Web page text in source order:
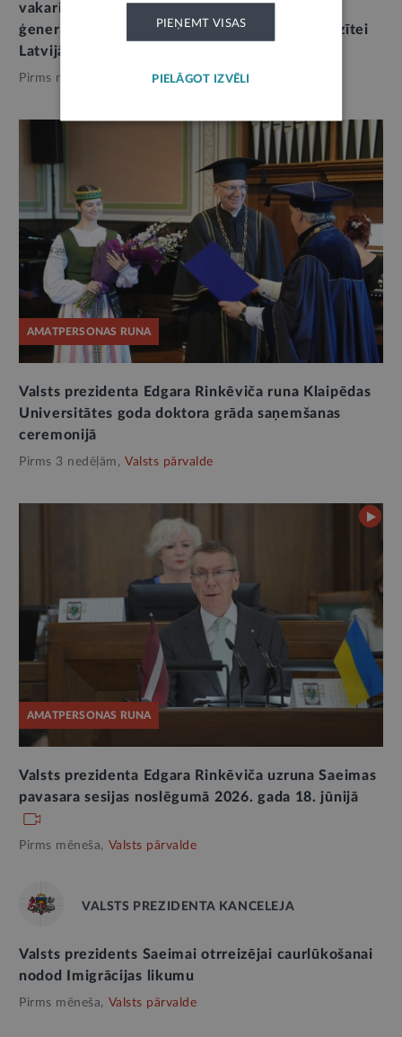
vakariņās par godu Austrālijas Savienības
ģenerālgubernatores S. Mostinas oficiālajai vizītei
Latvijā
Pirms nedēļas, Valsts pārvalde
AMATPERSONAS RUNA
Valsts prezidenta Edgara Rinkēviča runa Klaipēdas
Universitātes goda doktora grāda saņemšanas
ceremonijā
Pirms 3 nedēļām, Valsts pārvalde
AMATPERSONAS RUNA
Valsts prezidenta Edgara Rinkēviča uzruna Saeimas
pavasara sesijas noslēgumā 2026. gada 18. jūnijā
Pirms mēneša, Valsts pārvalde
VALSTS PREZIDENTA KANCELEJA
Valsts prezidents Saeimai otrreizējai caurlūkošanai
nodod Imigrācijas likumu
Pirms mēneša, Valsts pārvalde
PIEŅEMT VISAS
PIELĀGOT IZVĒLI